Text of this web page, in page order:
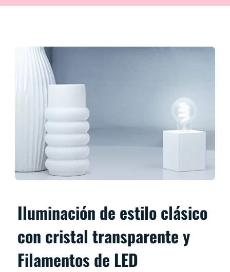
Iluminación de estilo clásico
con cristal transparente y
Filamentos de LED